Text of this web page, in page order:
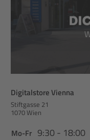
Digitalstore Vienna
Stiftgasse 21
1070 Wien
Mo-Fr 9:30 - 18:00